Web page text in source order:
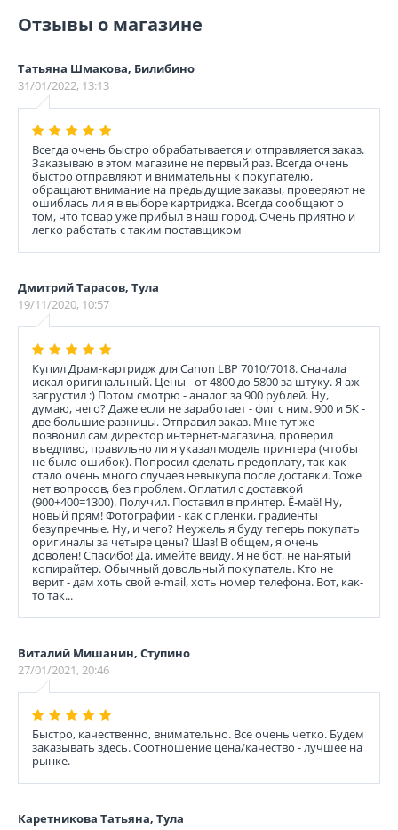
Отзывы о магазине
Татьяна Шмакова, Билибино
31/01/2022, 13:13
Всегда очень быстро обрабатывается и отправляется заказ.
Заказываю в этом магазине не первый раз. Всегда очень
быстро отправляют и внимательны к покупателю,
обращают внимание на предыдущие заказы, проверяют не
ошиблась ли я в выборе картриджа. Всегда сообщают о
том, что товар уже прибыл в наш город. Очень приятно и
легко работать с таким поставщиком
Дмитрий Тарасов, Тула
19/11/2020, 10:57
Купил Драм-картридж для Canon LBP 7010/7018. Сначала
искал оригинальный. Цены - от 4800 до 5800 за штуку. Я аж
загрустил :) Потом смотрю - аналог за 900 рублей. Ну,
думаю, чего? Даже если не заработает - фиг с ним. 900 и 5К -
две большие разницы. Отправил заказ. Мне тут же
позвонил сам директор интернет-магазина, проверил
въедливо, правильно ли я указал модель принтера (чтобы
не было ошибок). Попросил сделать предоплату, так как
стало очень много случаев невыкупа после доставки. Тоже
нет вопросов, без проблем. Оплатил с доставкой
(900+400=1300). Получил. Поставил в принтер. Ё-маё! Ну,
новый прям! Фотографии - как с пленки, градиенты
безупречные. Ну, и чего? Неужель я буду теперь покупать
оригиналы за четыре цены? Щаз! В общем, я очень
доволен! Спасибо! Да, имейте ввиду. Я не бот, не нанятый
копирайтер. Обычный довольный покупатель. Кто не
верит - дам хоть свой e-mail, хоть номер телефона. Вот, как-
то так...
Виталий Мишанин, Ступино
27/01/2021, 20:46
Быстро, качественно, внимательно. Все очень четко. Будем
заказывать здесь. Соотношение цена/качество - лучшее на
рынке.
Каретникова Татьяна, Тула